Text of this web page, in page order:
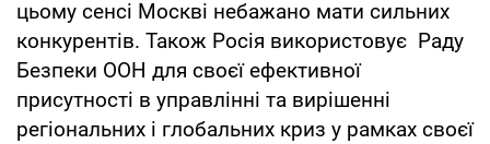
цьому сенсі Москві небажано мати сильних
конкурентів. Також Росія використовує Раду
Безпеки ООН для своєї ефективної
присутності в управлінні та вирішенні
регіональних і глобальних криз у рамках своєї